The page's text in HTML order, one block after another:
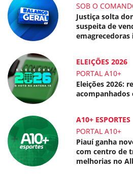
SOB O
Justiça solta
suspeita de
emagrecedoras
ELEIÇÕES 2026
PORTAL A10+
Eleições 2026:
A10+ ESPORTES
PORTAL A10+
Piauí ganha
com centro de
melhorias no